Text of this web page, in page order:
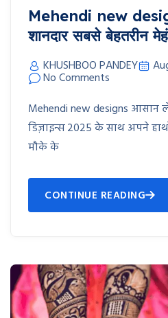
Mehendi new
शानदार सबसे बेहतरीन
KHUSHBOO PANDEY
No Comments
Mehendi new designs आसान
डिज़ाइन्स 2025 के साथ अपने
मौके के
CONTINUE READING